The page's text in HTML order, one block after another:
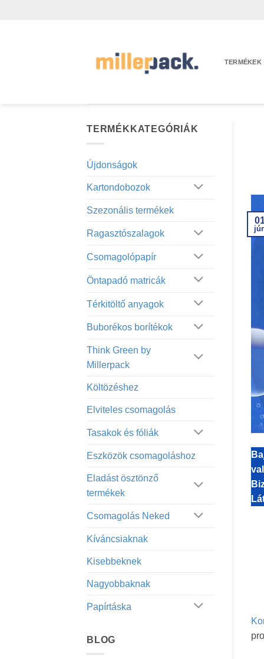
TERMÉKEK
TERMÉKKATEGÓRIÁK
Újdonságok
Kartondobozok
Szezonális termékek
Ragasztószalagok
Csomagolópapír
Öntapadó matricák
Térkitöltő anyagok
Buborékos borítékok
Think Green by
Millerpack
Költözéshez
Elviteles csomagolás
Tasakok és fóliák
Eszközök csomagoláshoz
Eladást ösztönző
termékek
Csomagolás Neked
Kíváncsiaknak
Kisebbeknek
Nagyobbaknak
Papírtáska
BLOG